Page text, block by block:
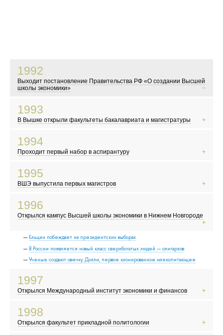
1992
Выходит постановление Правительства РФ «О создании Высшей
школы экономики»
Показывают телесериал «Богатые тоже плачут»
Мэром Москвы становится Юрий Лужков
1993
В Вышке открыли факультеты бакалавриата и магистратуры
Первые выборы в Госдуму
Новые русские, челноки и командировочные осваивают заграницу
1994
Проходит первый набор в аспирантуру
Начинается война в Чечне
Курт Кобейн кончает жизнь самоубийством
МММ и другие финансовые пирамиды
1995
ВШЭ выпустила первых магистров
В России делают по-настоящему интересные рекламные ролики
«Аум Синрикё» устраивает теракт в токийском метро
1996
Открылся кампус Высшей школы экономики в Нижнем Новгороде
Ельцин побеждает на президентских выборах
В России появляется новый класс сверхбогатых людей — олигархов
Ученые создают овечку Долли, первое клонированное млекопитающее
1997
Открылся Международный институт экономики и финансов
Выходит первая книга о Гарри Поттере
Появляется поисковик «Яндекс»
1998
Открылся факультет прикладной политологии